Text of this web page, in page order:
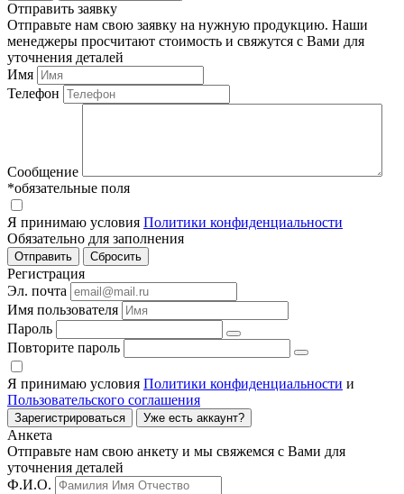
Отправить заявку
Отправьте нам свою заявку на нужную продукцию. Наши
менеджеры просчитают стоимость и свяжутся с Вами для
уточнения деталей
Имя
Телефон
Сообщение
*обязательные поля
Я принимаю условия Политики конфиденциальности
Обязательно для заполнения
Регистрация
Эл. почта
Имя пользователя
Пароль
Повторите пароль
Я принимаю условия Политики конфиденциальности и
Пользовательского соглашения
Зарегистрироваться Уже есть аккаунт?
Анкета
Отправьте нам свою анкету и мы свяжемся с Вами для
уточнения деталей
Ф.И.О.